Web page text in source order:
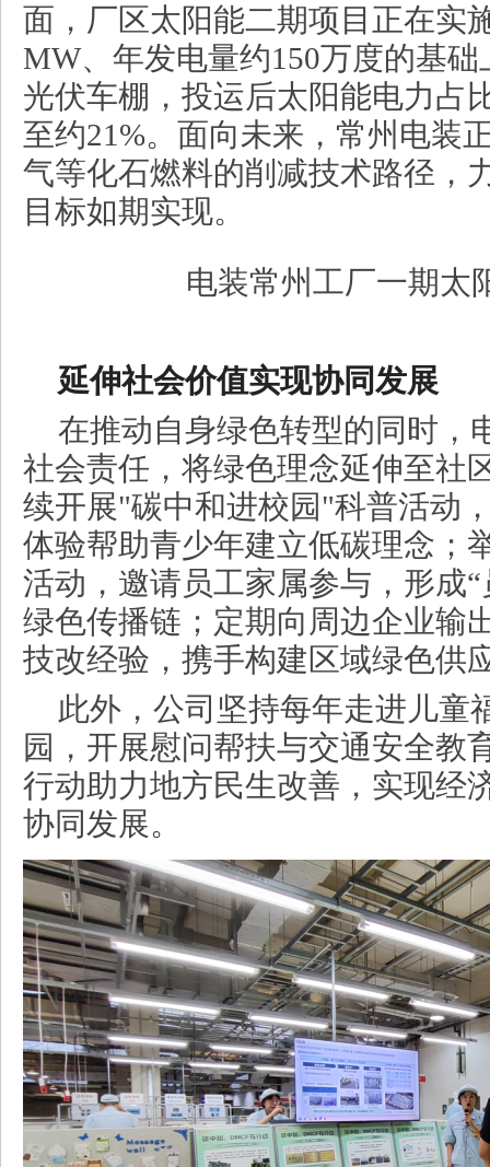
面，厂区太阳能二期项目正在实
MW、年发电量约150万度的基
光伏车棚，投运后太阳能电力占
至约21%。面向未来，常州电装
气等化石燃料的削减技术路径，
目标如期实现。
电装常州工厂一期太
延伸社会价值实现协同发展
在推动自身绿色转型的同时，
社会责任，将绿色理念延伸至社
续开展"碳中和进校园"科普活动
体验帮助青少年建立低碳理念；
活动，邀请员工家属参与，形
绿色传播链；定期向周边企业输
技改经验，携手构建区域绿色供
此外，公司坚持每年走进儿童
园，开展慰问帮扶与交通安全教
行动助力地方民生改善，实现经
协同发展。